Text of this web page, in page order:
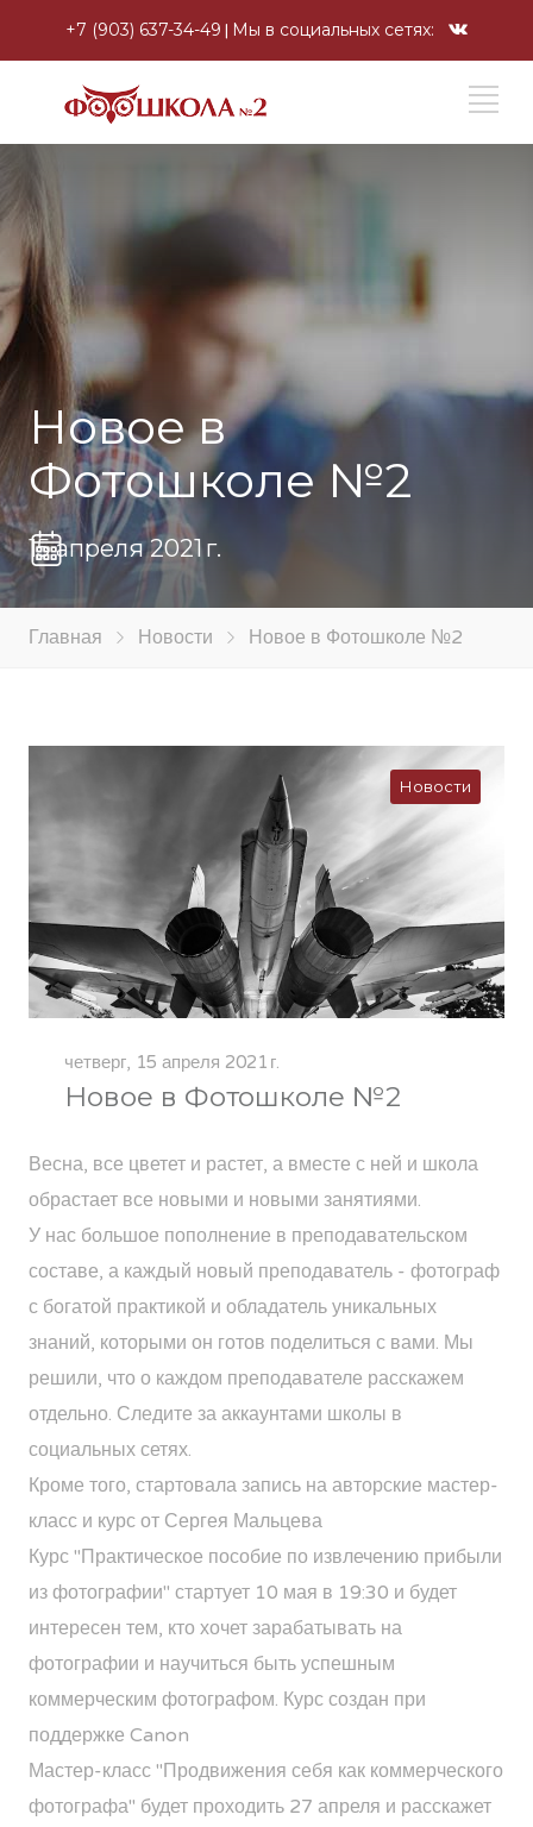
+7 (903) 637-34-49 Мы в социальных сетях:
Новое в
Фотошколе №2
15 апреля 2021 г.
Главная Новости Новое в Фотошколе №2
Новости
четверг, 15 апреля 2021 г.
Новое в Фотошколе №2
Весна, все цветет и растет, а вместе с ней и школа
обрастает все новыми и новыми занятиями.
У нас большое пополнение в преподавательском
составе, а каждый новый преподаватель - фотограф
с богатой практикой и обладатель уникальных
знаний, которыми он готов поделиться с вами. Мы
решили, что о каждом преподавателе расскажем
отдельно. Следите за аккаунтами школы в
социальных сетях.
Кроме того, стартовала запись на авторские мастер-
класс и курс от Сергея Мальцева
Курс "Практическое пособие по извлечению прибыли
из фотографии" стартует 10 мая в 19:30 и будет
интересен тем, кто хочет зарабатывать на
фотографии и научиться быть успешным
коммерческим фотографом. Курс создан при
поддержке Canon
Мастер-класс "Продвижения себя как коммерческого
фотографа" будет проходить 27 апреля и расскажет